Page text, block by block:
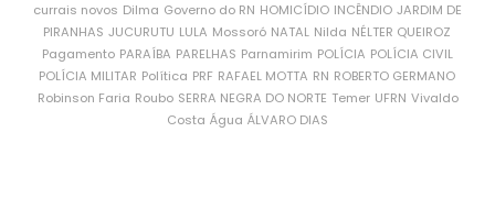
currais novos Dilma Governo do RN HOMICÍDIO INCÊNDIO JARDIM DE
PIRANHAS JUCURUTU LULA Mossoró NATAL Nilda NÉLTER QUEIROZ
Pagamento PARAÍBA PARELHAS Parnamirim POLÍCIA POLÍCIA CIVIL
POLÍCIA MILITAR Política PRF RAFAEL MOTTA RN ROBERTO GERMANO
Robinson Faria Roubo SERRA NEGRA DO NORTE Temer UFRN Vivaldo
Costa Água ÁLVARO DIAS